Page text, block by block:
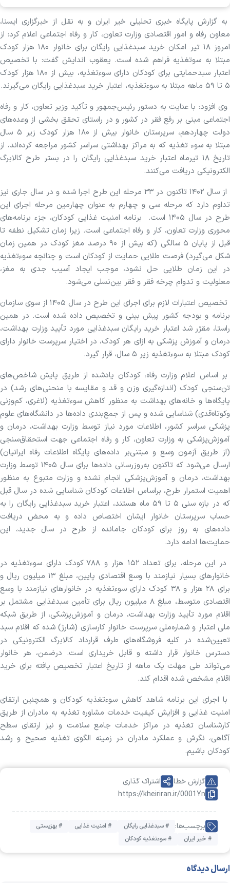
به گزارش پایگاه خبری تحلیلی خیر ایران و به نقل از خبرگزاری ایسنا،
معاون رفاه و امور اقتصادی وزارت تعاون، کار و رفاه اجتماعی اعلام کرد: از
امروز ۱۸ تیر امکان خرید سبدغذایی رایگان برای خانوار ۱۸۰ هزار کودک
مبتلا به سوتغذیه فراهم شده است. یعقوب اندایش گفت: با تخصیص
اعتبار سبدحمایتی برای کودکان دارای سوءتغذیه، بیش از ۱۸۰ هزار کودک
۵ تا ۵۹ ماهه مبتلا به سوءتغذیه، اعتبار خرید سبدغذایی رایگان می‌گیرند.
وی افزود: با عنایت به دستور رئیس‌جمهور و تأکید وزیر تعاون، کار و رفاه
اجتماعی مبنی بر رفع فقر در کشور و در راستای تحقق بخشی از وعده‌های
دولت چهاردهم، سرپرستان خانوار بیش از ۱۸۰ هزار کودک زیر ۵ سال
مبتلا به سوء تغذیه که به مراکز بهداشتی سراسر کشور مراجعه کرده‌اند، از
تاریخ ۱۸ تیرماه اعتبار خرید سبدغذایی رایگان را در بستر طرح کالابرگ
الکترونیکی دریافت می‌کنند.
از سال ۱۴۰۲ تاکنون در ۳۳ مرحله این طرح اجرا شده و در سال جاری نیز
تداوم دارد که مرحله سی و چهارم به عنوان چهارمین مرحله اجرای این
طرح در سال ۱۴۰۵ است. برنامه امنیت غذایی کودکان، جزء برنامه‌های
محوری وزارت تعاون، کار و رفاه اجتماعی است. زیرا زمان تشکیل نطفه تا
قبل از پایان ۵ سالگی (که بیش از ۹۰ درصد مغز کودک در همین زمان
شکل می‌گیرد) فرصت طلایی حمایت از کودکان است و چنانچه سوء‌تغذیه
در این زمان طلایی حل نشود، موجب ایجاد آسیب جدی به مغز،
معلولیت و تدوام چرخه فقر و فقر بین‌نسلی می‌شود.
تخصیص اعتبارات لازم برای اجرای این طرح در سال ۱۴۰۵ از سوی سازمان
برنامه و بودجه کشور پیش بینی و تخصیص داده شده است. در همین
راستا، مقرّر شد اعتبار خرید رایگان سبدغذایی مورد تأیید وزارت بهداشت،
درمان و آموزش پزشکی به ازای هر کودک، در اختیار سرپرست خانوار دارای
کودک مبتلا به سوءتغذیه زیر ۵ سال، قرار گیرد.
بر اساس اعلام وزارت رفاه، کودکان یادشده از طریق پایش شاخص‌های
تن‌سنجی کودک (اندازه‌گیری وزن و قد و مقایسه با منحنی‌های رشد) در
پایگاه‌ها و خانه‌های بهداشت به منظور کاهش سوءتغذیه (لاغری، کم‌وزنی
وکوتاه‌قدی) شناسایی شده و پس از جمع‌بندی داده‌ها در دانشگاه‌های علوم
پزشکی سراسر کشور، اطلاعات مورد نیاز توسط وزارت بهداشت، درمان و
آموزش‌پزشکی به وزارت تعاون، کار و رفاه اجتماعی جهت استحقاق‌سنجی
(از طریق آزمون وسع و مبتنی‌بر داده‌های پایگاه اطلاعات رفاه ایرانیان)
ارسال می‌شود که تاکنون به‌روز‌رسانی داده‌ها برای سال ۱۴۰۵ توسط وزارت
بهداشت، درمان و آموزش‌پزشکی انجام نشده و وزارت متبوع به منظور
اهمیت استمرار طرح، براساس اطلاعات کودکان شناسایی شده در سال قبل
که در بازه سنی ۵ تا ۵۹ ماه هستند، اعتبار خرید سبدغذایی رایگان را به
حساب سرپرستان خانوار ایشان اختصاص داده و به محض دریافت
داده‌های به روز برای کودکان جامانده از طرح در سال جدید، این
حمایت‌ها ادامه دارد.
در این مرحله، برای تعداد ۱۵۲ هزار و ۷۸۸ کودک دارای سوءتغذیه در
خانوار‌های بسیار نیازمند با وسع اقتصادی پایین، مبلغ ۱۳ میلیون ریال و
برای ۲۸ هزار و ۳۸ کودک دارای سوءتغذیه در خانوار‌های نیازمند با وسع
اقتصادی متوسط، مبلغ ۸ میلیون ریال برای تأمین سبدغذایی مشتمل بر
اقلام مورد تأیید وزارت بهداشت، درمان و آموزش‌پزشکی، از طریق شبکه
ملی اعتبار و شماره‌ملی سرپرست خانوار کارسازی (شارژ) شده که اقلام سبد
تعیین‌شده در کلیه فروشگاه‌های طرف قرارداد کالابرگ الکترونیکی در
دسترس خانوار قرار داشته و قابل خریداری است. درضمن، هر خانوار
می‌تواند طی مهلت یک ماهه از تاریخ اعتبار تخصیص یافته برای خرید
اقلام مشخص شده اقدام کند.
با اجرای این برنامه شاهد کاهش سوءتغذیه کودکان و همچنین ارتقای
امنیت غذایی و افزایش کیفیت خدمات مشاوره تغذیه به مادران از طریق
کارشناسان تغذیه در مراکز خدمات جامع سلامت و نیز ارتقای سطح
آگاهی، نگرش و عملکرد مادران در زمینه الگوی تغذیه صحیح و رشد
کودکان باشیم.
https://kheiriran.ir/0001Yn
گزارش خطا اشتراک گذاری
برچسب‌ها: # سبدغذایی رایگان # امنیت غذایی
# بهزیستی
# خیر ایران
# سوءتغذیه کودکان
ارسال دیدگاه